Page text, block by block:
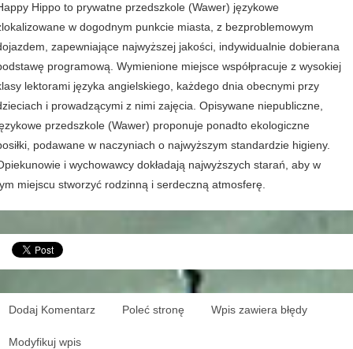
Hippo to prywatne przedszkole (Wawer) językowe
w dogodnym punkcie miasta, z bezproblemowym
zapewniające najwyższej jakości, indywidualnie dobierana
programową. Wymienione miejsce współpracuje z wysokiej
lektorami języka angielskiego, każdego dnia obecnymi przy
i prowadzącymi z nimi zajęcia. Opisywane niepubliczne,
przedszkole (Wawer) proponuje ponadto ekologiczne
podawane w naczyniach o najwyższym standardzie higieny.
i wychowawcy dokładają najwyższych starań, aby w
miejscu stworzyć rodzinną i serdeczną atmosferę.
Dodaj Komentarz Poleć stronę Wpis zawiera błędy
Modyfikuj wpis